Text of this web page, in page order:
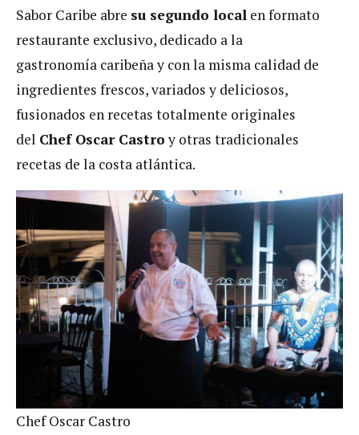
Sabor Caribe abre su segundo local en formato
restaurante exclusivo, dedicado a la
gastronomía caribeña y con la misma calidad de
ingredientes frescos, variados y deliciosos,
fusionados en recetas totalmente originales
del Chef Oscar Castro y otras tradicionales
recetas de la costa atlántica.
Chef Oscar Castro